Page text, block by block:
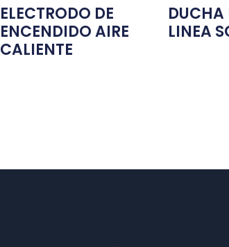
ELECTRODO DE
ENCENDIDO AIRE
CALIENTE
DUCHA
LINEA